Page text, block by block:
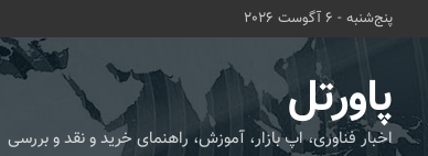
پنج‌شنبه - 6 آگوست 2026
پاورتل
اخبار فناوری، اپ بازار، آموزش، راهنمای خرید و نقد و بررسی